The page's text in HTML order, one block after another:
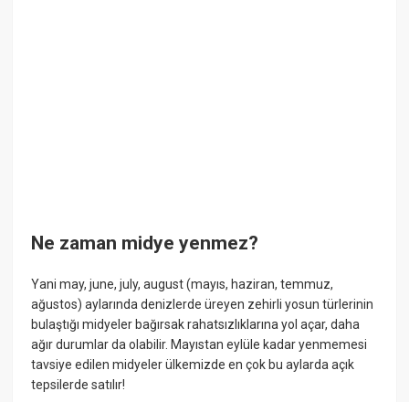
Ne zaman midye yenmez?
Yani may, june, july, august (mayıs, haziran, temmuz,
ağustos) aylarında denizlerde üreyen zehirli yosun türlerinin
bulaştığı midyeler bağırsak rahatsızlıklarına yol açar, daha
ağır durumlar da olabilir. Mayıstan eylüle kadar yenmemesi
tavsiye edilen midyeler ülkemizde en çok bu aylarda açık
tepsilerde satılır!